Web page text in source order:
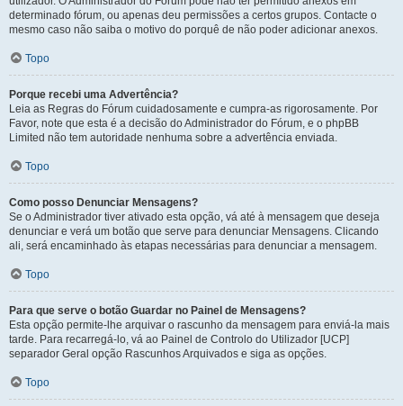
determinado fórum, ou apenas deu permissões a certos grupos. Contacte o
mesmo caso não saiba o motivo do porquê de não poder adicionar anexos.
Topo
Porque recebi uma Advertência?
Leia as Regras do Fórum cuidadosamente e cumpra-as rigorosamente. Por
Favor, note que esta é a decisão do Administrador do Fórum, e o phpBB
Limited não tem autoridade nenhuma sobre a advertência enviada.
Topo
Como posso Denunciar Mensagens?
Se o Administrador tiver ativado esta opção, vá até à mensagem que deseja
denunciar e verá um botão que serve para denunciar Mensagens. Clicando
ali, será encaminhado às etapas necessárias para denunciar a mensagem.
Topo
Para que serve o botão Guardar no Painel de Mensagens?
Esta opção permite-lhe arquivar o rascunho da mensagem para enviá-la mais
tarde. Para recarregá-lo, vá ao Painel de Controlo do Utilizador [UCP]
separador Geral opção Rascunhos Arquivados e siga as opções.
Topo